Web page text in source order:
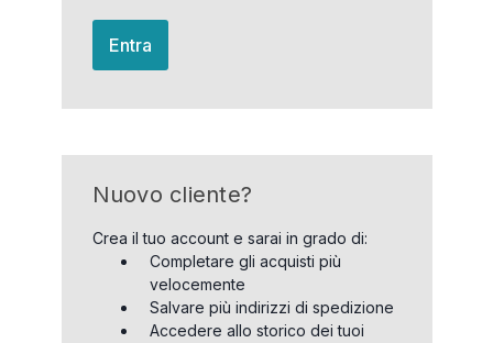
Entra
Nuovo cliente?
Crea il tuo account e sarai in grado di:
Completare gli acquisti più
velocemente
Salvare più indirizzi di spedizione
Accedere allo storico dei tuoi